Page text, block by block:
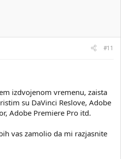
#11
izdvojenom vremenu, zaista
su DaVinci Reslove, Adobe
Adobe Premiere Pro itd.
vas zamolio da mi razjasnite